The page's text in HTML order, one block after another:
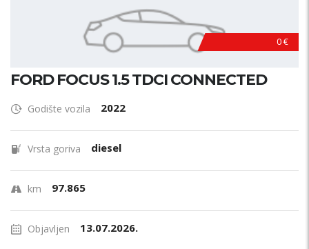
0 €
FORD FOCUS 1.5 TDCI CONNECTED
Godište vozila 2022
Vrsta goriva diesel
km 97.865
Objavljen 13.07.2026.